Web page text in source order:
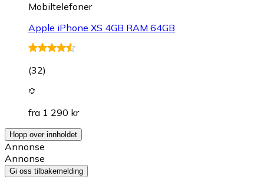
Mobiltelefoner
Apple iPhone XS 4GB RAM 64GB
(32)
fra 1 290 kr
Hopp over innholdet
Annonse
Annonse
Gi oss tilbakemelding